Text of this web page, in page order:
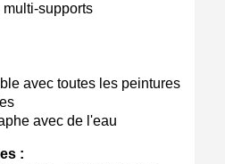
supports
avec toutes les peintures
avec de l'eau
: